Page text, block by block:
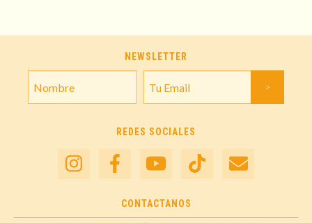
NEWSLETTER
REDES SOCIALES
CONTACTANOS